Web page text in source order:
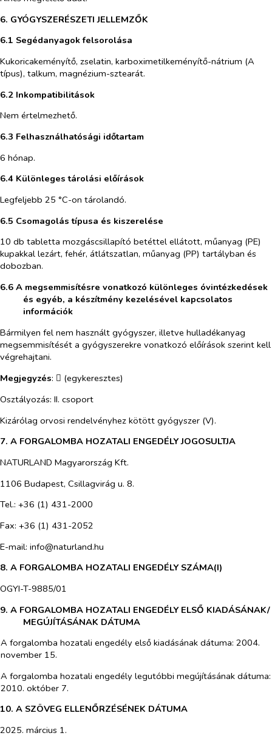
6. GYÓGYSZERÉSZETI JELLEMZŐK
6.1 Segédanyagok felsorolása
Kukoricakeményítő, zselatin, karboximetilkeményítő-nátrium (A
típus), talkum, magnézium-sztearát.
6.2 Inkompatibilitások
Nem értelmezhető.
6.3 Felhasználhatósági időtartam
6 hónap.
6.4 Különleges tárolási előírások
Legfeljebb 25 °C-on tárolandó.
6.5 Csomagolás típusa és kiszerelése
10 db tabletta mozgáscsillapító betéttel ellátott, műanyag (PE)
kupakkal lezárt, fehér, átlátszatlan, műanyag (PP) tartályban és
dobozban.
6.6 A megsemmisítésre vonatkozó különleges óvintézkedések
és egyéb, a készítmény kezelésével kapcsolatos
információk
Bármilyen fel nem használt gyógyszer, illetve hulladékanyag
megsemmisítését a gyógyszerekre vonatkozó előírások szerint kell
végrehajtani.
Megjegyzés:  (egykeresztes)
Osztályozás: II. csoport
Kizárólag orvosi rendelvényhez kötött gyógyszer (V).
7. A FORGALOMBA HOZATALI ENGEDÉLY JOGOSULTJA
NATURLAND Magyarország Kft.
1106 Budapest, Csillagvirág u. 8.
Tel.: +36 (1) 431-2000
Fax: +36 (1) 431-2052
E-mail: info@naturland.hu
8. A FORGALOMBA HOZATALI ENGEDÉLY SZÁMA(I)
OGYI-T-9885/01
9. A FORGALOMBA HOZATALI ENGEDÉLY ELSŐ KIADÁSÁNAK/
MEGÚJÍTÁSÁNAK DÁTUMA
A forgalomba hozatali engedély első kiadásának dátuma: 2004.
november 15.
A forgalomba hozatali engedély legutóbbi megújításának dátuma:
2010. október 7.
10. A SZÖVEG ELLENŐRZÉSÉNEK DÁTUMA
2025. március 1.